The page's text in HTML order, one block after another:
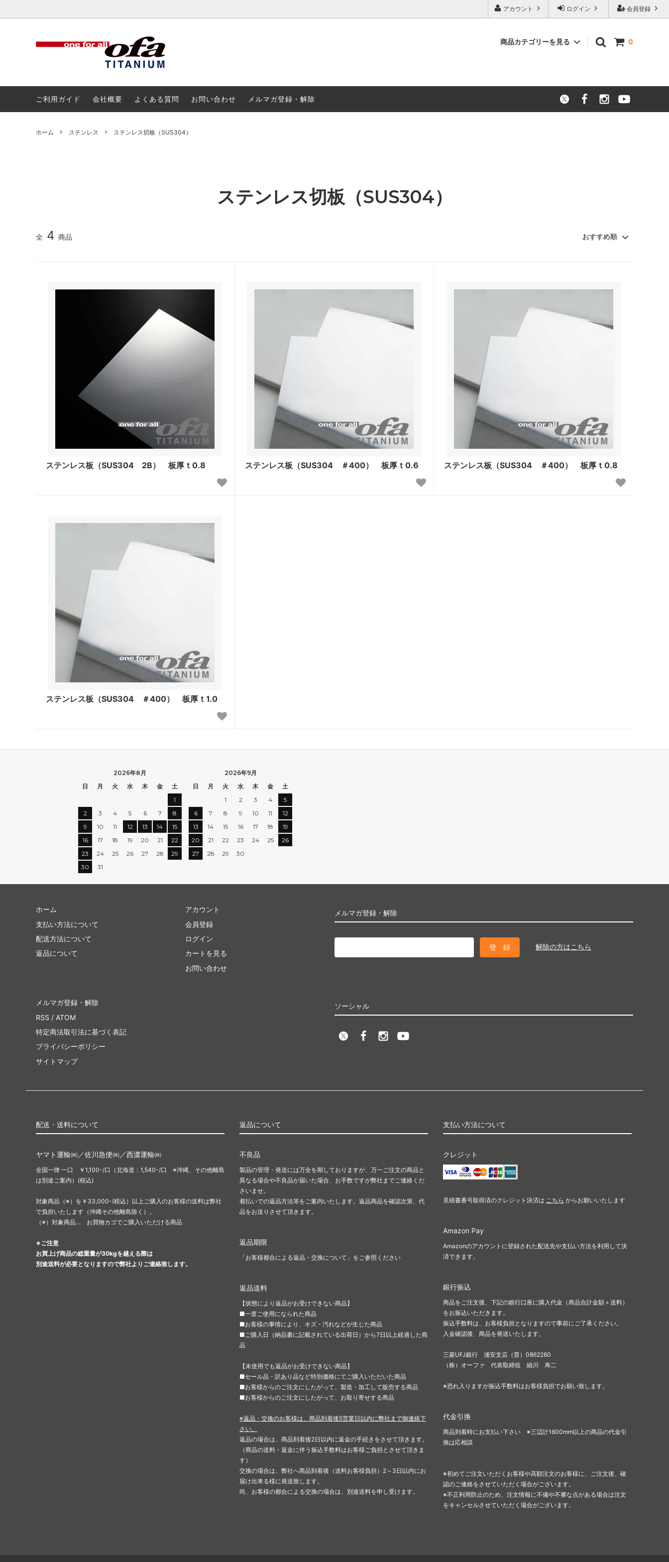
会員登録
ログイン
アカウント
0
商品カテゴリーを見る
アルミ ボルト・ナット・リベット等
ご利用ガイド 会社概要 よくある質問 お問い合わせ メルマガ登録・解除
ホーム ステンレス ステンレス切板（SUS304）
ステンレス切板（SUS304）
全 4 商品
ステンレス板（SUS304 2B） 板厚ｔ0.8 ステンレス板（SUS304 ＃400） 板厚ｔ0.6 ステンレス板（SUS304 ＃400） 板厚ｔ0.8
ステンレス板（SUS304 ＃400） 板厚ｔ1.0
2026年8月
日
月 火 水 木 金
土
1
2
3 4 5 6 7
8
9
10 11 12 13 14
15
16
17 18 19 20 21
22
23
24 25 26 27 28
29
30
31
2026年9月
日
月 火 水 木 金
土
1
2 3 4
5
6
7 8 9 10 11
12
13
14 15 16 17 18
19
20
21 22 23 24 25
26
27
28 29 30
メルマガ登録・解除
解除の方はこちら
ホーム
支払い方法について
配送方法について
返品について
アカウント
会員登録
ログイン
カートを見る
お問い合わせ
ソーシャル
メルマガ登録・解除
RSS / ATOM
特定商法取引法に基づく表記
プライバシーポリシー
サイトマップ
配送・送料について
ヤマト運輸㈱／佐川急便㈱／西濃運輸㈱
全国一律 一口 ￥1,100-/口（北海道：1,540-/口 ※沖縄、その他離島
は別途ご案内）(税込)
対象商品（※）を￥33,000-(税込）以上ご購入のお客様の送料は弊社
で負担いたします（沖縄その他離島除く）。
（※）対象商品… お買物カゴでご購入いただける商品
※ご注意
お買上げ商品の総重量が30kgを越える際は
別途送料が必要となりますので弊社よりご連絡致します。
返品について
不良品
製品の管理・発送には万全を期しておりますが、万一ご注文の商品と
異なる場合や不良品が届いた場合、お手数ですが弊社までご連絡くだ
さいませ。
着払いでの返品方法等をご案内いたします。返品商品を確認次第、代
品をお送りさせて頂きます。
返品期限
「お客様都合による返品・交換について」をご参照ください
返品送料
【状態により返品がお受けできない商品】
■一度ご使用になられた商品
■お客様の事情により、キズ・汚れなどが生じた商品
■ご購入日（納品書に記載されている出荷日）から7日以上経過した商
品
【未使用でも返品がお受けできない商品】
■セール品・訳あり品など特別価格にてご購入いただいた商品
■お客様からのご注文にしたがって、製造・加工して販売する商品
■お客様からのご注文にしたがって、お取り寄せする商品
※返品・交換のお客様は、商品到着後5営業日以内に弊社まで御連絡下
さい。
返品の場合は、商品到着後2日以内に返金の手続きをさせて頂きます。
（商品の送料・返金に伴う振込手数料はお客様ご負担とさせて頂きま
す）
交換の場合は、弊社へ商品到着後（送料お客様負担）2～3日以内にお
届け出来る様に発送致します。
尚、お客様の都合による交換の場合は、別途送料を申し受けます。
支払い方法について
クレジット
見積書番号取得済のクレジット決済は こちら からお願いいたします
Amazon Pay
Amazonのアカウントに登録された配送先や支払い方法を利用して決
済できます。
銀行振込
商品をご注文後、下記の銀行口座に購入代金（商品合計金額＋送料）
をお振込いただきます。
振込手数料は、お客様負担となりますので事前にご了承ください。
入金確認後、商品を発送いたします。
三菱UFJ銀行 浦安支店（普）0862260
（株）オーファ 代表取締役 細川 寿二
※恐れ入りますが振込手数料はお客様負担でお願い致します。
代金引換
商品到着時にお支払い下さい ※三辺計1600mm以上の商品の代金引
換は応相談
※初めてご注文いただくお客様や高額注文のお客様に、ご注文後、確
認のご連絡をさせていただく場合がございます。
※不正利用防止のため、注文情報に不備や不審な点がある場合は注文
をキャンセルさせていただく場合がございます。